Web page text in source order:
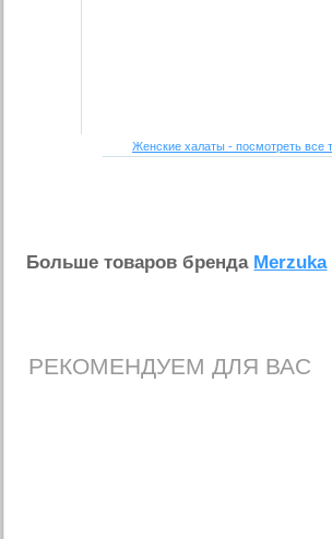
Женские халаты - посмотреть
Больше товаров бренда Merzuka
РЕКОМЕНДУЕМ ДЛЯ ВАС